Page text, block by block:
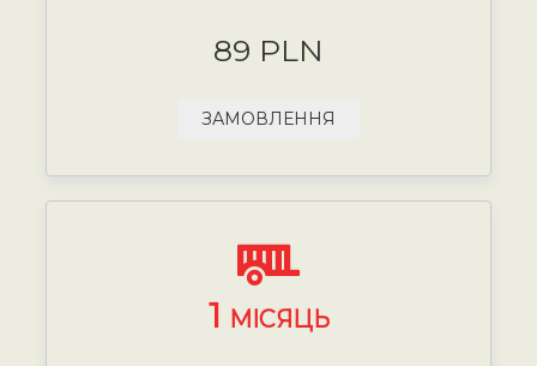
89 PLN
ЗАМОВЛЕННЯ
1 МІСЯЦЬ